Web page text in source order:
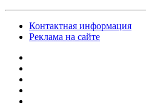
Контактная информация
Реклама на сайте